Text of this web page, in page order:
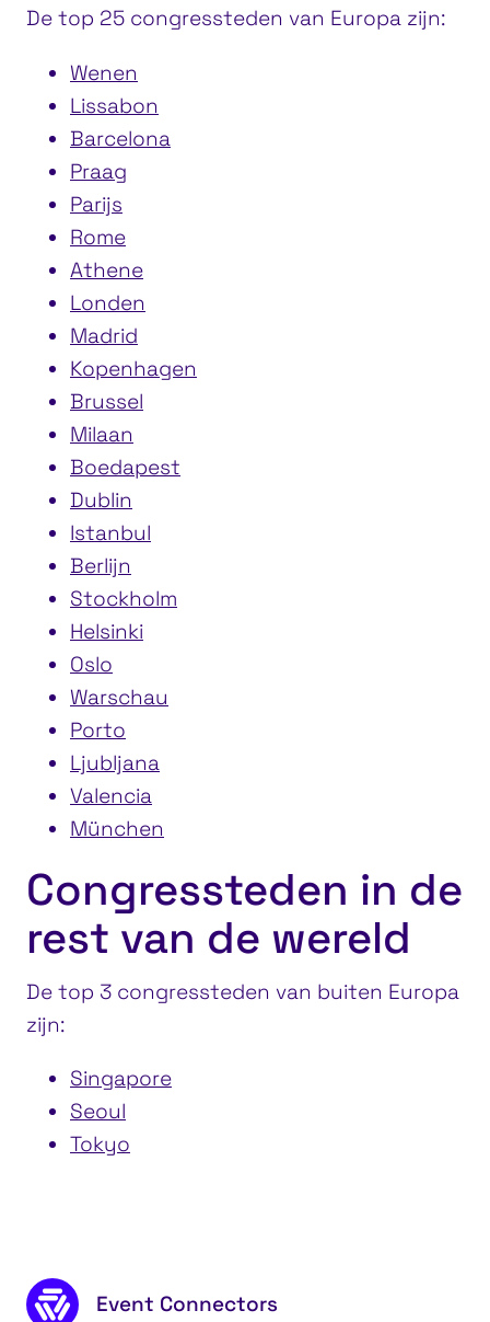
De top 25 congressteden van Europa zijn:
Wenen
Lissabon
Barcelona
Praag
Parijs
Rome
Athene
Londen
Madrid
Kopenhagen
Brussel
Milaan
Boedapest
Dublin
Istanbul
Berlijn
Stockholm
Helsinki
Oslo
Warschau
Porto
Ljubljana
Valencia
München
Congressteden in de
rest van de wereld
De top 3 congressteden van buiten Europa
zijn:
Singapore
Seoul
Tokyo
Footer content
Event Connectors